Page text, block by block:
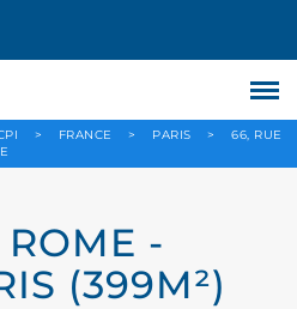
> FRANCE > PARIS >
66, RUE
-
(399M²)